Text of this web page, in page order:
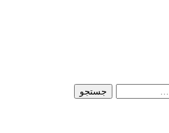
جستجو